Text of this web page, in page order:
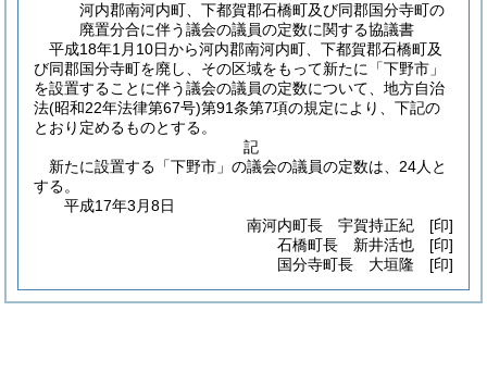
河内郡南河内町、下都賀郡石橋町及び同郡国分寺町の
廃置分合に伴う議会の議員の定数に関する協議書
平成18年1月10日から河内郡南河内町、下都賀郡石橋町及
び同郡国分寺町を廃し、その区域をもって新たに「下野市」
を設置することに伴う議会の議員の定数について、地方自治
法(昭和22年法律第67号)第91条第7項の規定により、下記の
とおり定めるものとする。
記
新たに設置する「下野市」の議会の議員の定数は、24人と
する。
平成17年3月8日
南河内町長 宇賀持正紀 [印]
石橋町長 新井活也 [印]
国分寺町長 大垣隆 [印]